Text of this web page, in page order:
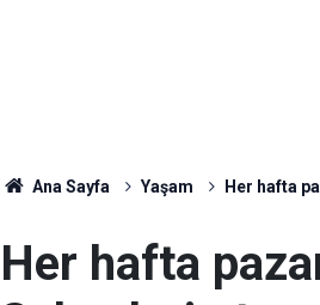
Ana Sayfa Yaşam Her hafta
Her hafta